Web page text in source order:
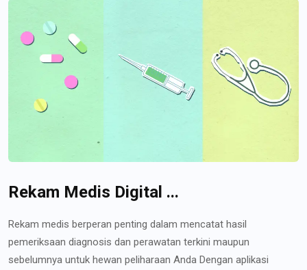
Rekam Medis Digital ...
Rekam medis berperan penting dalam mencatat hasil
pemeriksaan diagnosis dan perawatan terkini maupun
sebelumnya untuk hewan peliharaan Anda Dengan aplikasi